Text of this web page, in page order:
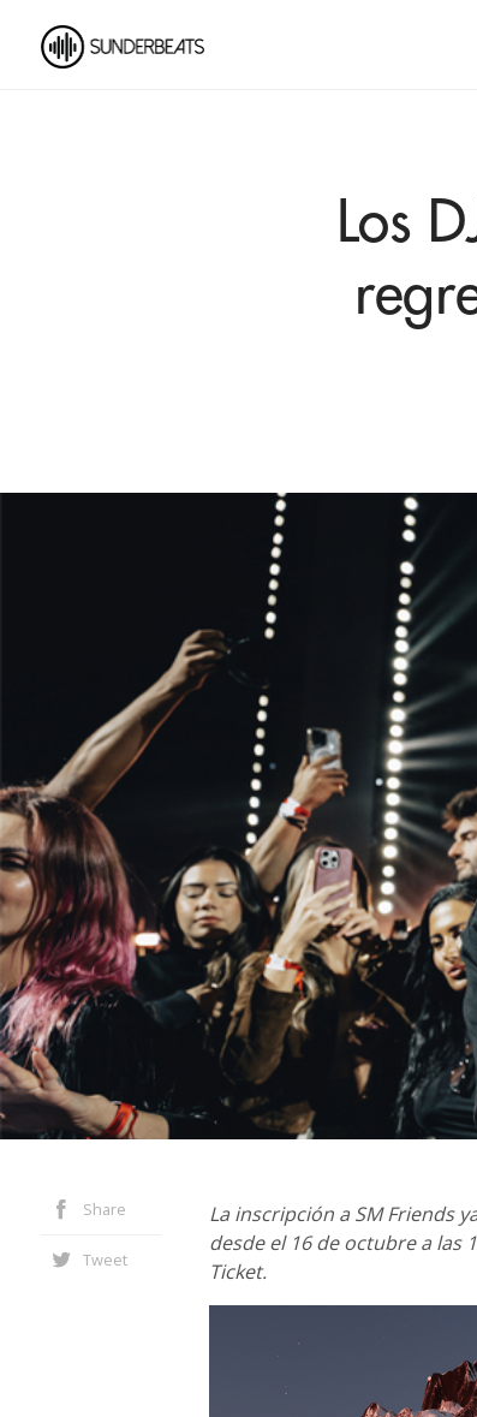
Los
Share
Tweet
La inscripción a SM Friends
desde el 16 de octubre a las
Ticket.